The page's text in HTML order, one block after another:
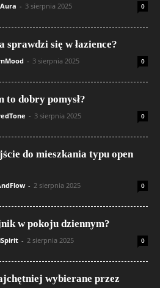
- 3 sierpnia 2025 0
sprawdzi się w łazience?
- 3 sierpnia 2025 0
to dobry pomysł?
- 3 sierpnia 2025 0
do mieszkania typu open
- 2 sierpnia 2025 0
w pokoju dziennym?
- 2 sierpnia 2025 0
wybierane przez